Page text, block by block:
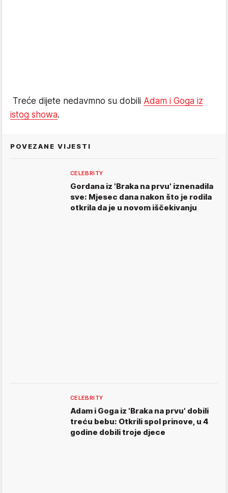
Treće dijete nedavmno su dobili Adam i Goga iz
istog showa.
POVEZANE VIJESTI
CELEBRITY
Gordana iz 'Braka na prvu' iznenadila
sve: Mjesec dana nakon što je rodila
otkrila da je u novom iščekivanju
CELEBRITY
Adam i Goga iz 'Braka na prvu' dobili
treću bebu: Otkrili spol prinove, u 4
godine dobili troje djece